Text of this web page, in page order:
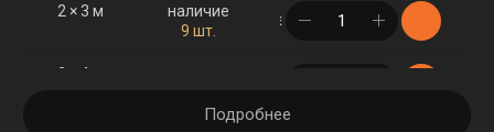
2 × 3 м
наличие
9 шт.
в корзине
2 × 4 м
Подробнее